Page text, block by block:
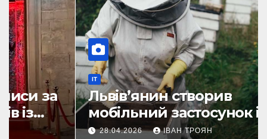
IT
Львів’янин створив
мобільний застосунок із ШІ-
асистентом для бджолярів
28.04.2026 ІВАН ТРОЯН